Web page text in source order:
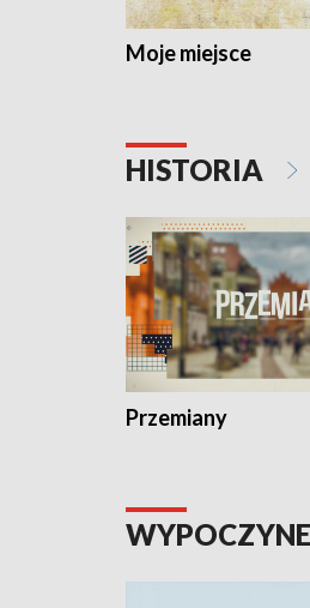
Moje miejsce
HISTORIA
Przemiany